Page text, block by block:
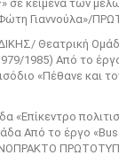
σε κείμενα των
Φώτη Γιαννούλα»/
Θεατρική
1985) Από το
«Πέθανε και
«Επίκεντρο
Από το έργο